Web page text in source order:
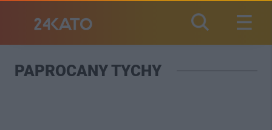
PAPROCANY TYCHY